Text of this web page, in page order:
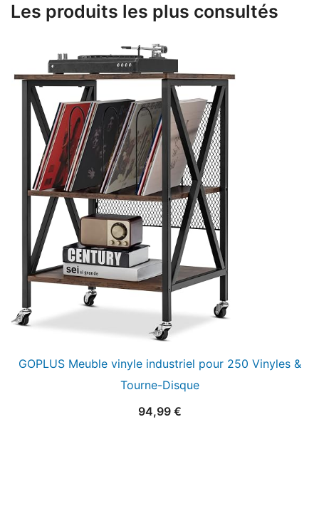
Les produits les plus consultés
GOPLUS Meuble vinyle industriel pour 250 Vinyles &
Tourne-Disque
94,99 €